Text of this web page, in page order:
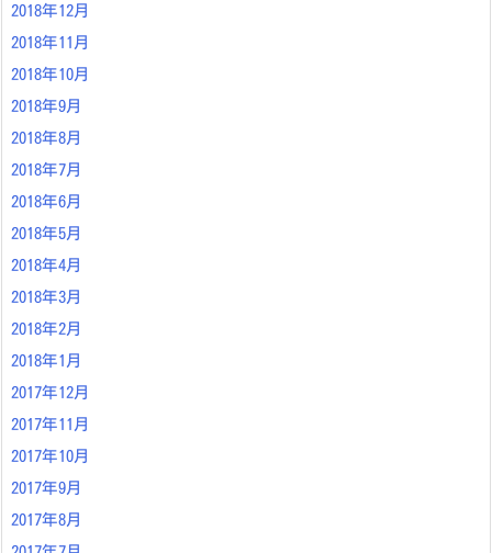
2018年12月
2018年11月
2018年10月
2018年9月
2018年8月
2018年7月
2018年6月
2018年5月
2018年4月
2018年3月
2018年2月
2018年1月
2017年12月
2017年11月
2017年10月
2017年9月
2017年8月